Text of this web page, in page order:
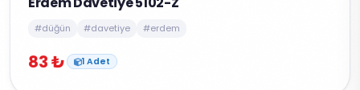
#düğün #davetiye #erdem
83 ₺ 1 Adet